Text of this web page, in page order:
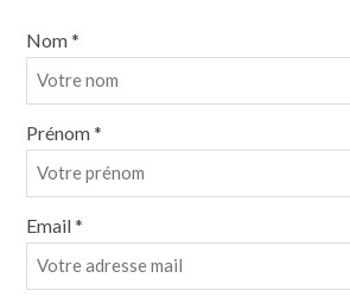
Nom *
Prénom *
Email *